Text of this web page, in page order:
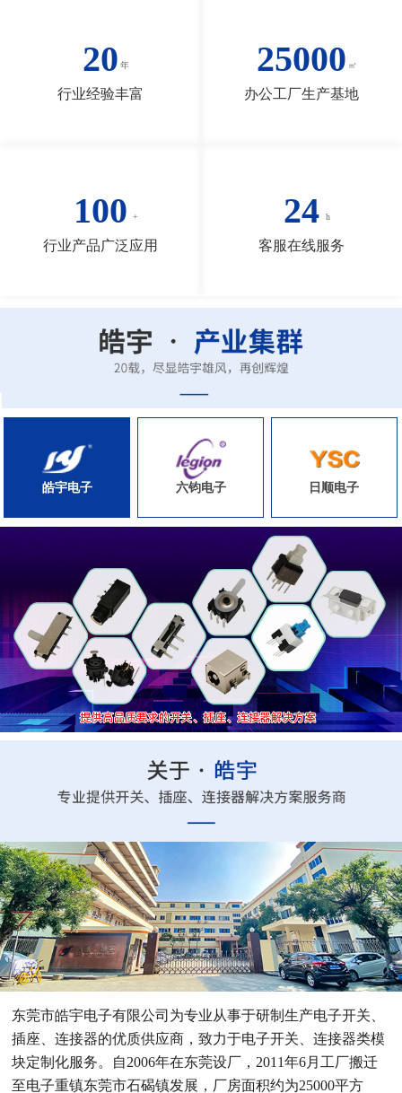
20
行业经验丰富
25000
办公工厂生产基地
100
行业产品广泛应用
24
客服在线服务
皓宇电子 六钧电子 日顺电子
东莞市皓宇电子有限公司为专业从事于研制生产电子开关、
插座、连接器的优质供应商，致力于电子开关、连接器类模
块定制化服务。自2006年在东莞设厂，2011年6月工厂搬迁
至电子重镇东莞市石碣镇发展，厂房面积约为25000平方